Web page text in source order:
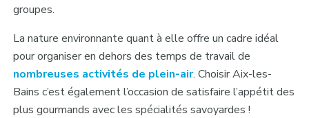
groupes.
La nature environnante quant à elle offre un cadre idéal
pour organiser en dehors des temps de travail de
nombreuses activités de plein-air. Choisir Aix-les-
Bains c’est également l’occasion de satisfaire l’appétit des
plus gourmands avec les spécialités savoyardes !